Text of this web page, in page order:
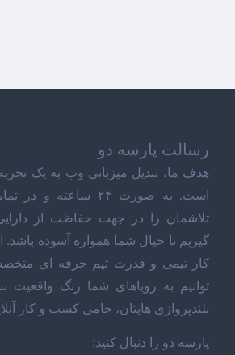
رسالت پارسه دو
هدف ما، تبدیل میزبانی وب به یک
است. به صورت ۲۴
تلاشمان را در جهت حفاظت از دارایی
گیریم تا خیال شما همواره آسوده باشد.
کار تیمی و قدرت تیم حرفه ای
توانیم به رویاهای شما رنگ واقعیت
بلندپروازی هایتان، حامی کسب و کار
پارسه دو را دنبال کنید: